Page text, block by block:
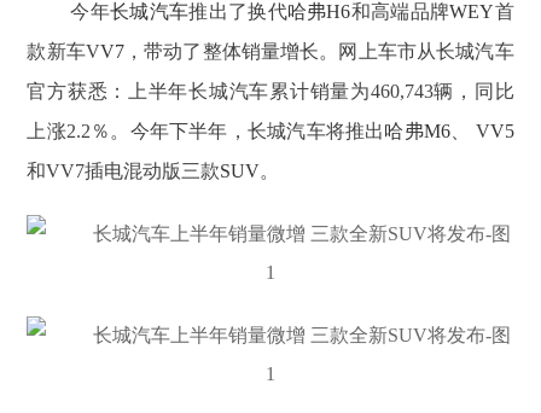
今年长城汽车推出了换代哈弗H6和高端品牌WEY首
款新车VV7，带动了整体销量增长。网上车市从长城汽车
官方获悉：上半年长城汽车累计销量为460,743辆，同比
上涨2.2％。今年下半年，长城汽车将推出哈弗M6、 VV5
和VV7插电混动版三款SUV。